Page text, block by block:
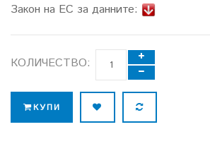
Закон на ЕС за данните:
КОЛИЧЕСТВО:
КУПИ